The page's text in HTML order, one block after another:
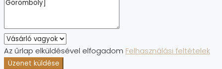
Az űrlap elküldésével elfogadom Felhasználási feltételek
Üzenet küldése